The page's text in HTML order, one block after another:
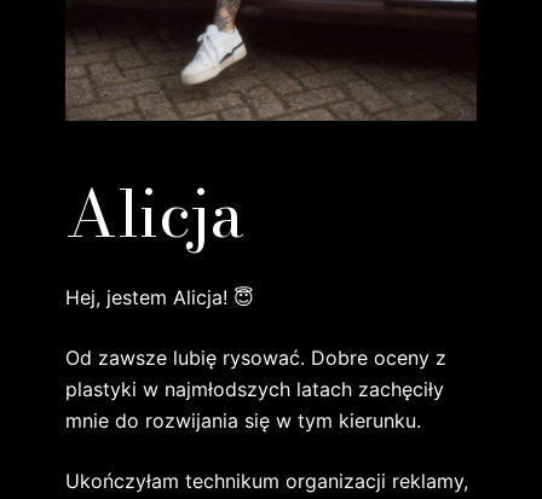
Alicja
Hej, jestem Alicja! 😇
Od zawsze lubię rysować. Dobre oceny z
plastyki w najmłodszych latach zachęciły
mnie do rozwijania się w tym kierunku.
Ukończyłam technikum organizacji reklamy,